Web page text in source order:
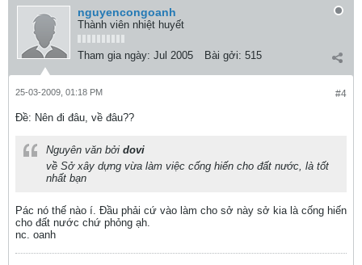
nguyencongoanh
Thành viên nhiệt huyết
Tham gia ngày: Jul 2005 Bài gởi: 515
#4
25-03-2009, 01:18 PM
Ðề: Nên đi đâu, về đâu??
Nguyên văn bởi dovi
về Sở xây dựng vừa làm việc cống hiến cho đất nước, là tốt
nhất bạn
Pác nó thế nào í. Đầu phải cứ vào làm cho sở này sở kia là cống hiến
cho đất nước chứ phỏng ạh.
nc. oanh